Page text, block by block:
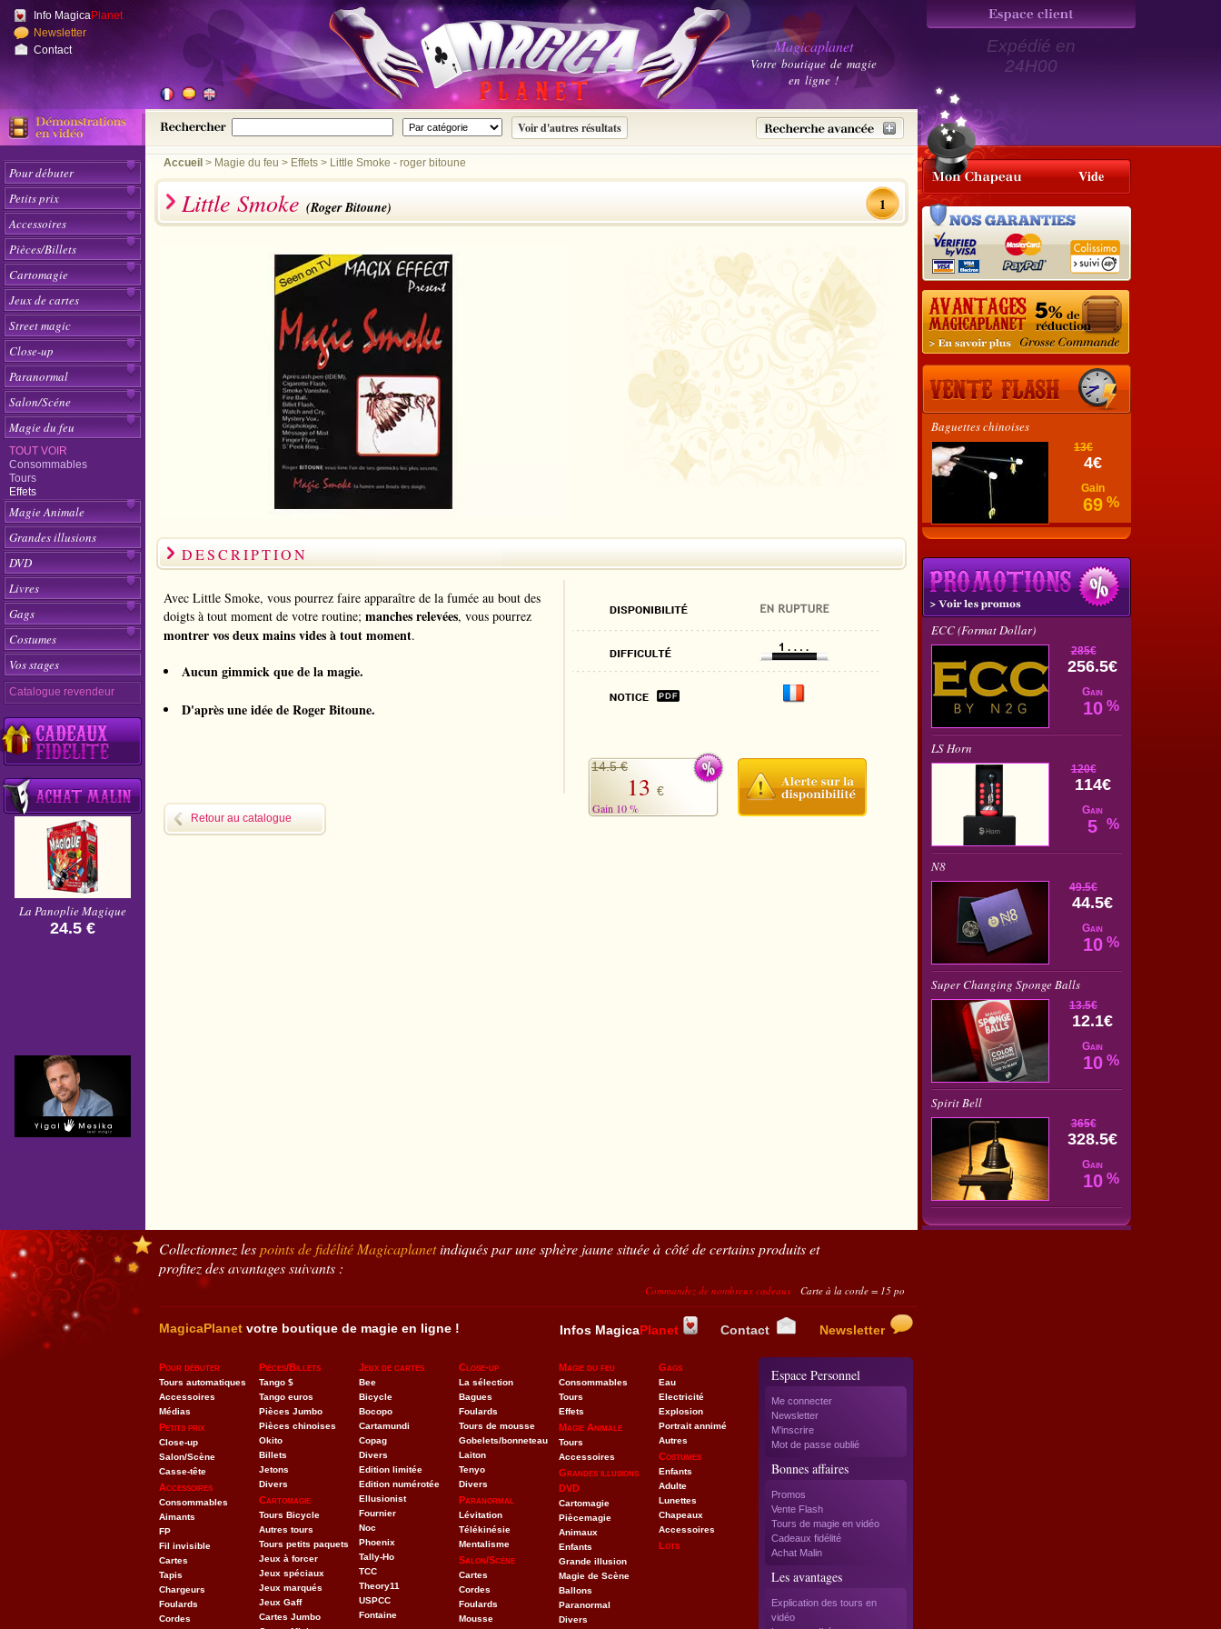
Expédié en
24H00
Info MagicaPlanet
Newsletter
Contact
Magicaplanet
Votre boutique de magie
en ligne !
Pour débuter
Petits prix
Accessoires
Pièces/Billets
Cartomagie
Jeux de cartes
Street magic
Close-up
Paranormal
Salon/Scéne
Magie du feu
TOUT VOIR
Consommables
Tours
Effets
Magie Animale
Grandes illusions
DVD
Livres
Gags
Costumes
Vos stages
Catalogue revendeur
La Panoplie Magique
24.5 €
Accueil > Magie du feu Effets Little Smoke - roger bitoune
Little Smoke(Roger Bitoune) 1
DESCRIPTION
Avec Little Smoke, vous pourrez faire apparaître de la fumée au bout des
doigts à tout moment de votre routine; manches relevées, vous pourrez
montrer vos deux mains vides à tout moment.
Aucun gimmick que de la magie.
D'après une idée deRoger Bitoune.
Retour au catalogue
14.5 €
13 €
Gain 10 %
Vide
Baguettes chinoises
13€
4€
Gain
69 %
ECC (Format Dollar)
285€
256.5€
Gain
10 %
LS Horn
120€
114€
Gain
5 %
N8
49.5€
44.5€
Gain
10 %
Super Changing Sponge Balls
13.5€
12.1€
Gain
10 %
Spirit Bell
365€
328.5€
Gain
10 %
Collectionnez lespoints de fidélité Magicaplanetindiqués par une sphère jaune située à côté de certains produits et
profitez des avantages suivants :
Commandez de nombreux cadeaux Carte à la corde = 15 points ; Cartes folles automatiques = 10 points...
MagicaPlanet votre boutique de magie en ligne ! Infos MagicaPlanet Contact Newsletter
Pour débuter
Tours automatiques
Accessoires
Médias
Petits prix
Close-up
Salon/Scène
Casse-tête
Accessoires
Consommables
Aimants
FP
Fil invisible
Cartes
Tapis
Chargeurs
Foulards
Cordes
Pièces/Billets
Tango $
Tango euros
Pièces Jumbo
Pièces chinoises
Okito
Billets
Jetons
Divers
Cartomagie
Tours Bicycle
Autres tours
Tours petits paquets
Jeux à forcer
Jeux spéciaux
Jeux marqués
Jeux Gaff
Cartes Jumbo
Jeux de cartes
Bee
Bicycle
Bocopo
Cartamundi
Copag
Divers
Edition limitée
Edition numérotée
Ellusionist
Fournier
Noc
Phoenix
Tally-Ho
TCC
Theory11
USPCC
Fontaine
Close-up
La sélection
Bagues
Foulards
Tours de mousse
Gobelets/bonneteau
Laiton
Tenyo
Divers
Paranormal
Lévitation
Télékinésie
Mentalisme
Salon/Scéne
Cartes
Cordes
Foulards
Mousse
Magie du feu
Consommables
Tours
Effets
Magie Animale
Tours
Accessoires
Grandes illusions
DVD
Cartomagie
Piècemagie
Animaux
Enfants
Grande illusion
Magie de Scène
Ballons
Paranormal
Divers
Gags
Eau
Electricité
Explosion
Portrait annimé
Autres
Costumes
Enfants
Adulte
Lunettes
Chapeaux
Accessoires
Lots
Espace Personnel
Me connecter
Newsletter
M'inscrire
Mot de passe oublié
Bonnes affaires
Promos
Vente Flash
Tours de magie en vidéo
Cadeaux fidélité
Achat Malin
Les avantages
Explication des tours en
vidéo